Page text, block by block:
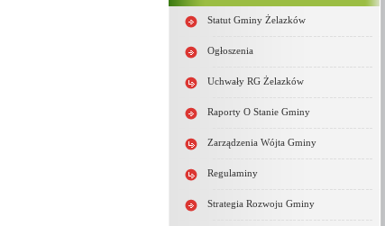
Statut Gminy Żelazków
Ogłoszenia
Uchwały RG Żelazków
Raporty O Stanie Gminy
Zarządzenia Wójta Gminy
Regulaminy
Strategia Rozwoju Gminy